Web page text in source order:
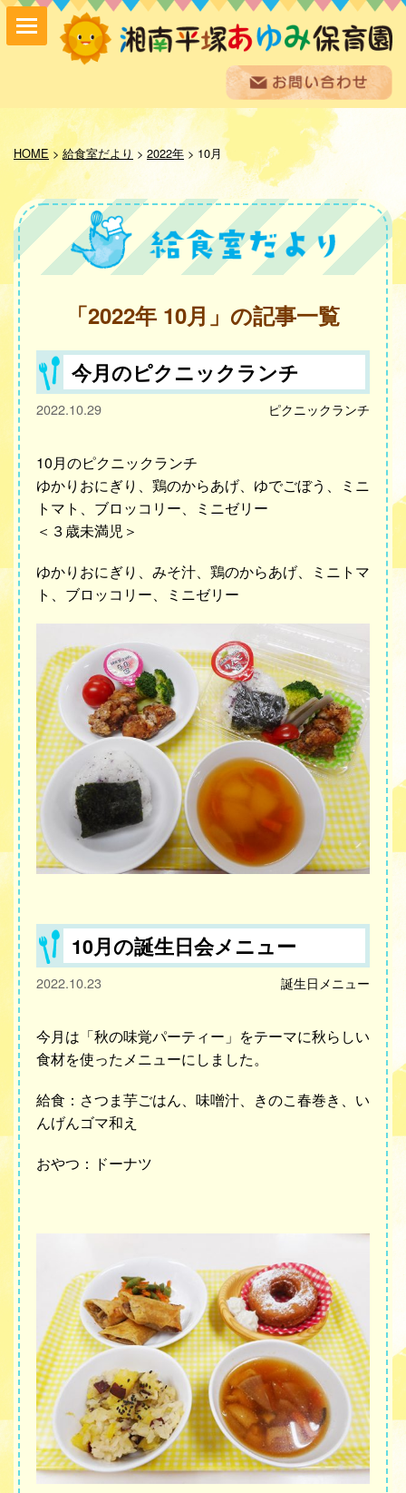
HOME> 給食室だより > 2022年> 10月
「2022年 10月」の記事一覧
今月のピクニックランチ
2022.10.29 ピクニックランチ
10月のピクニックランチ
ゆかりおにぎり、鶏のからあげ、ゆでごぼう、ミニ
トマト、ブロッコリー、ミニゼリー
＜３歳未満児＞
ゆかりおにぎり、みそ汁、鶏のからあげ、ミニトマ
ト、ブロッコリー、ミニゼリー
10月の誕生日会メニュー
2022.10.23 誕生日メニュー
今月は「秋の味覚パーティー」をテーマに秋らしい
食材を使ったメニューにしました。
給食：さつま芋ごはん、味噌汁、きのこ春巻き、い
んげんゴマ和え
おやつ：ドーナツ
保育方針
園の紹介
保育内容
入園案内
採用情報
お問い合わせ
お知らせ
給食室だより
プライバシーポリシー
サイトマップ